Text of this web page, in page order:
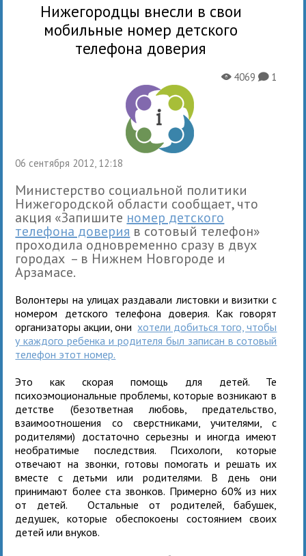
Нижегородцы внесли в свои
мобильные номер детского
телефона доверия
06 сентября 2012, 12:18
X4069K1
Министерство социальной политики
Нижегородской области сообщает, что
акция «Запишите номер детского
телефона доверия в сотовый телефон»
проходила одновременно сразу в двух
городах – в Нижнем Новгороде и
Арзамасе.
Волонтеры на улицах раздавали листовки и визитки с
номером детского телефона доверия. Как говорят
организаторы акции, они хотели добиться того, чтобы
у каждого ребенка и родителя был записан в сотовый
телефон этот номер.
Это как скорая помощь для детей. Те
психоэмоциональные проблемы, которые возникают в
детстве (безответная любовь, предательство,
взаимоотношения со сверстниками, учителями, с
родителями) достаточно серьезны и иногда имеют
необратимые последствия. Психологи, которые
отвечают на звонки, готовы помогать и решать их
вместе с детьми или родителями. В день они
принимают более ста звонков. Примерно 60% из них
от детей. Остальные от родителей, бабушек,
дедушек, которые обеспокоены состоянием своих
детей или внуков.